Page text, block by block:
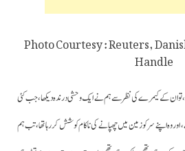
Photo Courtesy : Reuters,
Handle
تو ان کے کیمرے کی نظر سے ہم نے ایک وحشی درندہ دیکھا، جب کئی
وہ اپنے سر کو زمین میں چھپانے کی ناکام کوشش کررہا تھا، تب ہم